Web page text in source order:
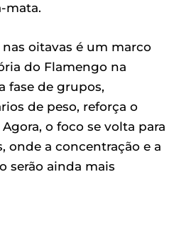
mata.
oitavas é um marco
do Flamengo na
fase de grupos,
de peso, reforça o
o foco se volta para
onde a concentração e a
serão ainda mais